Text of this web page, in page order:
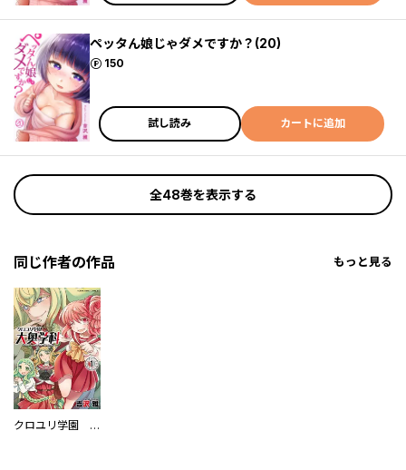
ペッタん娘じゃダメですか？(20)
150
ポイント
試し読み カートに追加
全48巻を表示する
同じ作者の作品 もっと見る
クロユリ学園 大奥学科